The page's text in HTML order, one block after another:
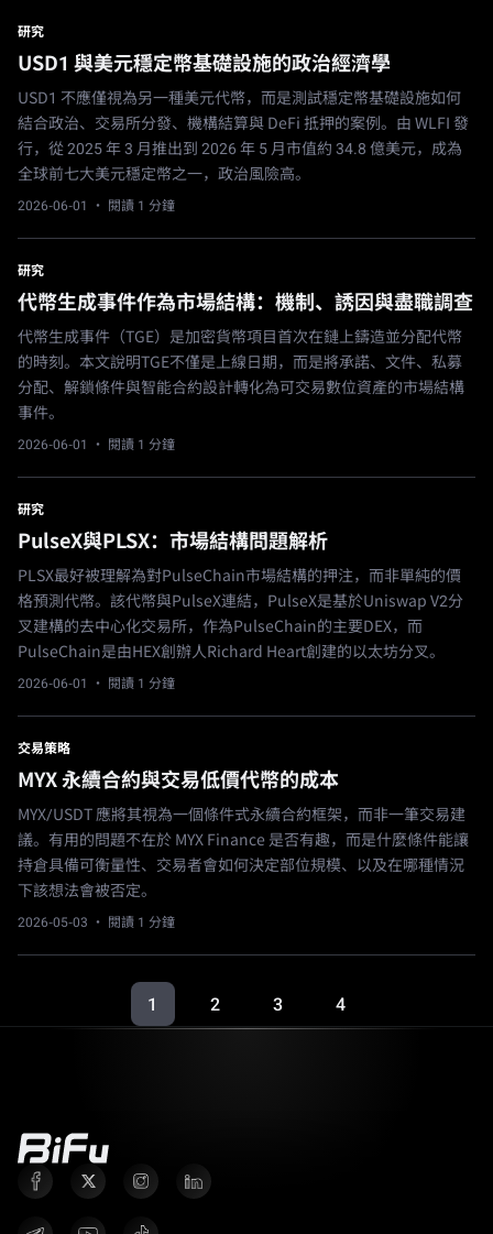
研究
USD1 與美元穩定幣基礎設施的政治經濟學
USD1 不應僅視為另一種美元代幣，而是測試穩定幣基礎設施如何
結合政治、交易所分發、機構結算與 DeFi 抵押的案例。由 WLFI 發
行，從 2025 年 3 月推出到 2026 年 5 月市值約 34.8 億美元，成為
全球前七大美元穩定幣之一，政治風險高。
2026-06-01 · 閱讀 1 分鐘
研究
代幣生成事件作為市場結構：機制、誘因與盡職調查
代幣生成事件（TGE）是加密貨幣項目首次在鏈上鑄造並分配代幣
的時刻。本文說明TGE不僅是上線日期，而是將承諾、文件、私募
分配、解鎖條件與智能合約設計轉化為可交易數位資產的市場結構
事件。
2026-06-01 · 閱讀 1 分鐘
研究
PulseX與PLSX：市場結構問題解析
PLSX最好被理解為對PulseChain市場結構的押注，而非單純的價
格預測代幣。該代幣與PulseX連結，PulseX是基於Uniswap V2分
叉建構的去中心化交易所，作為PulseChain的主要DEX，而
PulseChain是由HEX創辦人Richard Heart創建的以太坊分叉。
2026-06-01 · 閱讀 1 分鐘
交易策略
MYX 永續合約與交易低價代幣的成本
MYX/USDT 應將其視為一個條件式永續合約框架，而非一筆交易建
議。有用的問題不在於 MYX Finance 是否有趣，而是什麼條件能讓
持倉具備可衡量性、交易者會如何決定部位規模、以及在哪種情況
下該想法會被否定。
2026-05-03 · 閱讀 1 分鐘
1 2 3 4